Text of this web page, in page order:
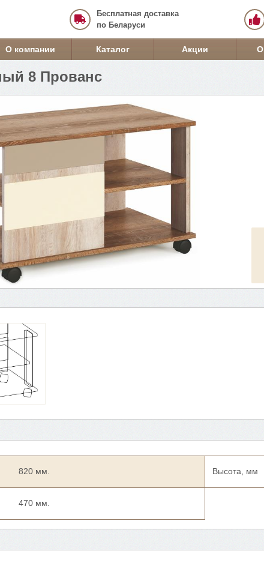
Бесплатная доставка
по Беларуси
О компании Каталог Акции
8 Прованс
820 мм.
470 мм.
Высота, мм